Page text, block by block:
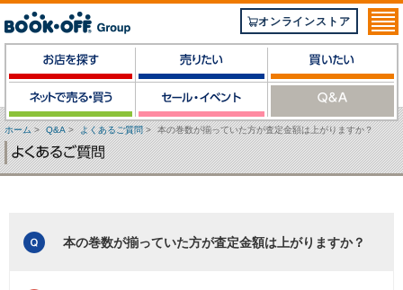
オンラインストア
ホーム> Q&A> よくあるご質問> 本の巻数が揃っていた方が査定金額は上がりますか？
本の巻数が揃っていた方が査定金額は上がりますか？